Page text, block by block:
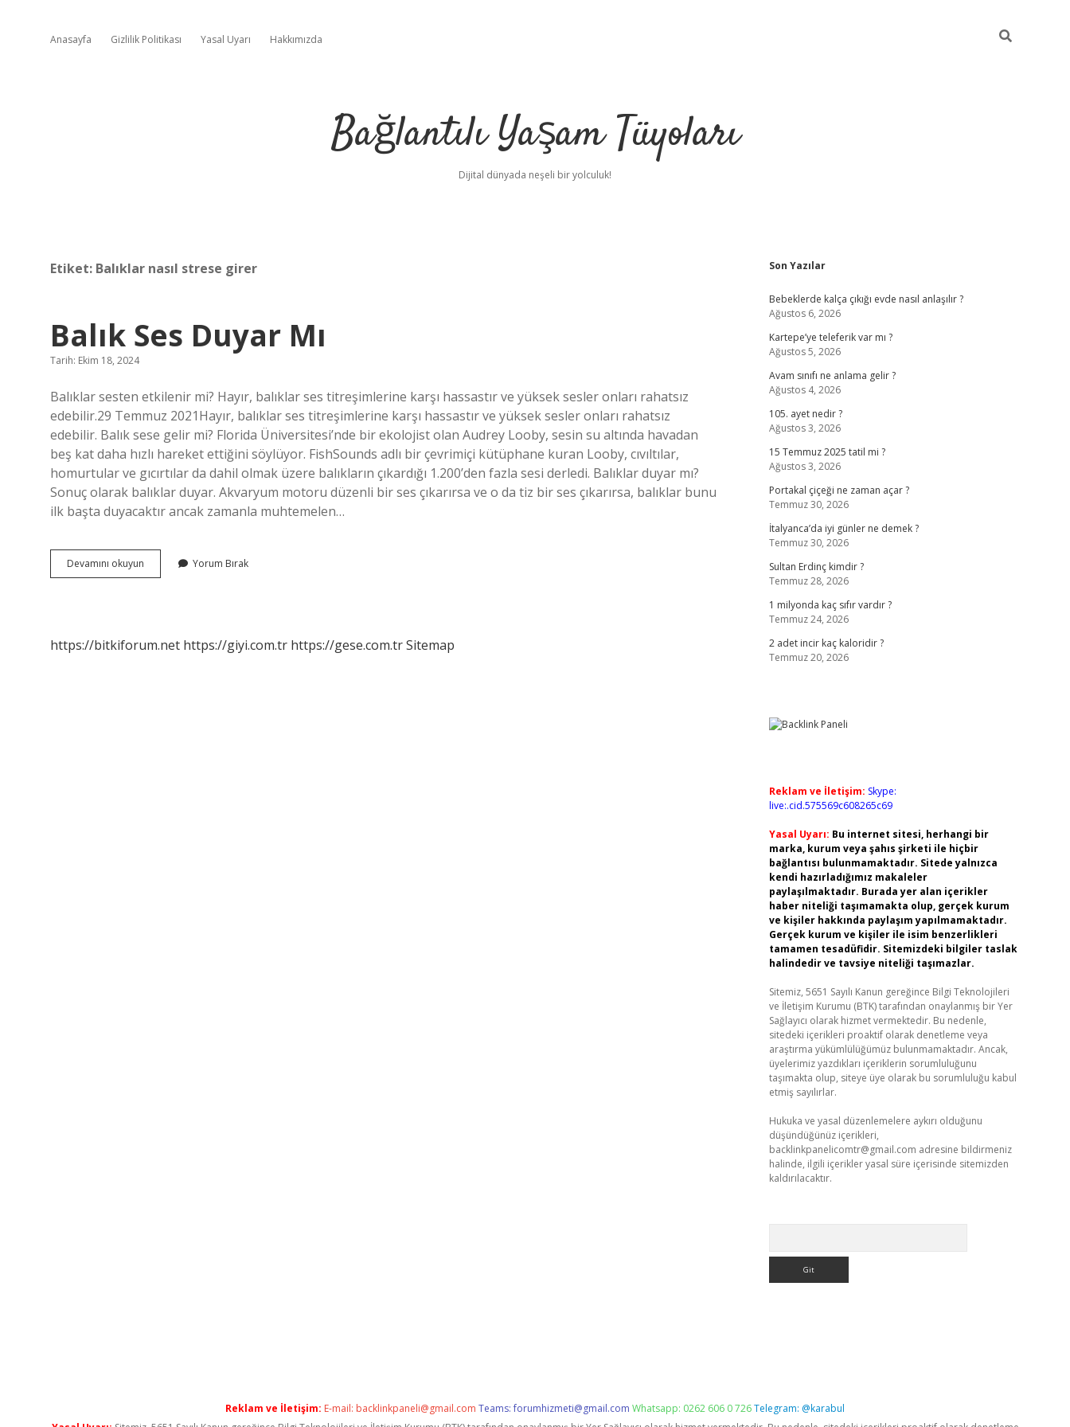
Anasayfa Gizlilik Politikası Yasal Uyarı Hakkımızda
Bağlantılı Yaşam Tüyoları
Dijital dünyada neşeli bir yolculuk!
Etiket: Balıklar nasıl strese girer
Balık Ses Duyar Mı
Tarih: Ekim 18, 2024
Balıklar sesten etkilenir mi? Hayır, balıklar ses titreşimlerine karşı hassastır ve yüksek sesler onları rahatsız
edebilir.29 Temmuz 2021Hayır, balıklar ses titreşimlerine karşı hassastır ve yüksek sesler onları rahatsız
edebilir. Balık sese gelir mi? Florida Üniversitesi’nde bir ekolojist olan Audrey Looby, sesin su altında havadan
beş kat daha hızlı hareket ettiğini söylüyor. FishSounds adlı bir çevrimiçi kütüphane kuran Looby, cıvıltılar,
homurtular ve gıcırtılar da dahil olmak üzere balıkların çıkardığı 1.200’den fazla sesi derledi. Balıklar duyar mı?
Sonuç olarak balıklar duyar. Akvaryum motoru düzenli bir ses çıkarırsa ve o da tiz bir ses çıkarırsa, balıklar bunu
ilk başta duyacaktır ancak zamanla muhtemelen…
Devamını okuyun
Ses
Yorum Bırak
https://bitkiforum.net https://giyi.com.tr https://gese.com.trSitemap
Sidebar
Son Yazılar
Bebeklerde kalça çıkığı evde nasıl anlaşılır ?
Ağustos 6, 2026
Kartepe’ye teleferik var mı ?
Ağustos 5, 2026
Avam sınıfı ne anlama gelir ?
Ağustos 4, 2026
105. ayet nedir ?
Ağustos 3, 2026
15 Temmuz 2025 tatil mi ?
Ağustos 3, 2026
Portakal çiçeği ne zaman açar ?
Temmuz 30, 2026
İtalyanca’da iyi günler ne demek ?
Temmuz 30, 2026
Sultan Erdinç kimdir ?
Temmuz 28, 2026
1 milyonda kaç sıfır vardır ?
Temmuz 24, 2026
2 adet incir kaç kaloridir ?
Temmuz 20, 2026
Reklam ve İletişim: Skype:
live:.cid.575569c608265c69
Yasal Uyarı: Bu internet sitesi, herhangi bir
marka, kurum veya şahıs şirketi ile hiçbir
bağlantısı bulunmamaktadır. Sitede yalnızca
kendi hazırladığımız makaleler
paylaşılmaktadır. Burada yer alan içerikler
haber niteliği taşımamakta olup, gerçek kurum
ve kişiler hakkında paylaşım yapılmamaktadır.
Gerçek kurum ve kişiler ile isim benzerlikleri
tamamen tesadüfidir. Sitemizdeki bilgiler taslak
halindedir ve tavsiye niteliği taşımazlar.
Sitemiz, 5651 Sayılı Kanun gereğince Bilgi Teknolojileri
ve İletişim Kurumu (BTK) tarafından onaylanmış bir Yer
Sağlayıcı olarak hizmet vermektedir. Bu nedenle,
sitedeki içerikleri proaktif olarak denetleme veya
araştırma yükümlülüğümüz bulunmamaktadır. Ancak,
üyelerimiz yazdıkları içeriklerin sorumluluğunu
taşımakta olup, siteye üye olarak bu sorumluluğu kabul
etmiş sayılırlar.
Hukuka ve yasal düzenlemelere aykırı olduğunu
düşündüğünüz içerikleri,
backlinkpanelicomtr@gmail.com adresine bildirmeniz
halinde, ilgili içerikler yasal süre içerisinde sitemizden
kaldırılacaktır.
Reklam ve İletişim: E-mail: backlinkpaneli@gmail.com Teams:forumhizmeti@gmail.com Whatsapp: 0262 606 0 726Telegram: @karabul